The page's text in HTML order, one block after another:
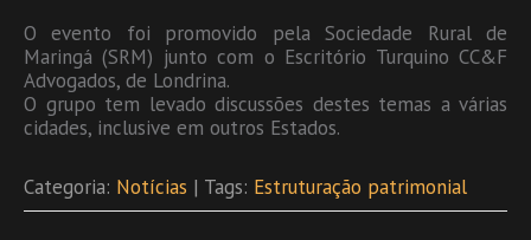
O evento foi promovido pela Sociedade Rural de
Maringá (SRM) junto com o Escritório Turquino CC&F
Advogados, de Londrina.
O grupo tem levado discussões destes temas a várias
cidades, inclusive em outros Estados.
Categoria: Notícias | Tags: Estruturação patrimonial